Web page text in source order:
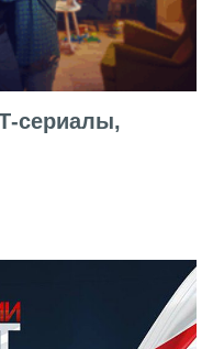
сериалы,